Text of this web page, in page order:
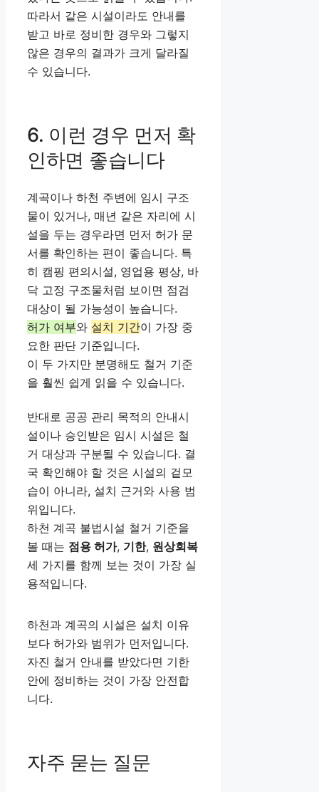
따라서 같은 시설이라도 안내를
받고 바로 정비한 경우와 그렇지
않은 경우의 결과가 크게 달라질
수 있습니다.
6. 이런 경우 먼저 확
인하면 좋습니다
계곡이나 하천 주변에 임시 구조
물이 있거나, 매년 같은 자리에 시
설을 두는 경우라면 먼저 허가 문
서를 확인하는 편이 좋습니다. 특
히 캠핑 편의시설, 영업용 평상, 바
닥 고정 구조물처럼 보이면 점검
대상이 될 가능성이 높습니다.
허가 여부와 설치 기간이 가장 중
요한 판단 기준입니다.
이 두 가지만 분명해도 철거 기준
을 훨씬 쉽게 읽을 수 있습니다.
반대로 공공 관리 목적의 안내시
설이나 승인받은 임시 시설은 철
거 대상과 구분될 수 있습니다. 결
국 확인해야 할 것은 시설의 겉모
습이 아니라, 설치 근거와 사용 범
위입니다.
하천 계곡 불법시설 철거 기준을
볼 때는 점용 허가, 기한, 원상회복
세 가지를 함께 보는 것이 가장 실
용적입니다.
하천과 계곡의 시설은 설치 이유
보다 허가와 범위가 먼저입니다.
자진 철거 안내를 받았다면 기한
안에 정비하는 것이 가장 안전합
니다.
자주 묻는 질문